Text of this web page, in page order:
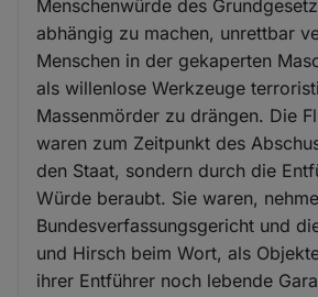
Menschenwürde des
abhängig zu machen, unrettbar
Menschen in der gekaperten
als willenlose Werkzeuge
Massenmörder zu drängen. Die
waren zum Zeitpunkt des
den Staat, sondern durch die
Würde beraubt. Sie waren,
Bundesverfassungsgericht und
und Hirsch beim Wort, als
ihrer Entführer noch lebende